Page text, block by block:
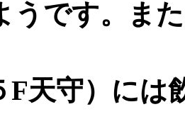
うです。ま
F天守）には